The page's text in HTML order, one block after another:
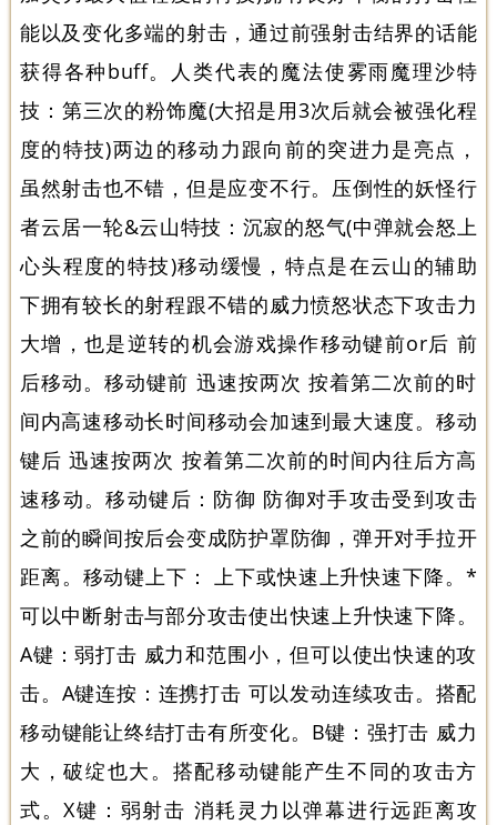
能以及变化多端的射击，通过前强射击结界的话能
获得各种buff。人类代表的魔法使雾雨魔理沙特
技：第三次的粉饰魔(大招是用3次后就会被强化程
度的特技)两边的移动力跟向前的突进力是亮点，
虽然射击也不错，但是应变不行。压倒性的妖怪行
者云居一轮&云山特技：沉寂的怒气(中弹就会怒上
心头程度的特技)移动缓慢，特点是在云山的辅助
下拥有较长的射程跟不错的威力愤怒状态下攻击力
大增，也是逆转的机会游戏操作移动键前or后 前
后移动。移动键前 迅速按两次 按着第二次前的时
间内高速移动长时间移动会加速到最大速度。移动
键后 迅速按两次 按着第二次前的时间内往后方高
速移动。移动键后：防御 防御对手攻击受到攻击
之前的瞬间按后会变成防护罩防御，弹开对手拉开
距离。移动键上下： 上下或快速上升快速下降。*
可以中断射击与部分攻击使出快速上升快速下降。
A键：弱打击 威力和范围小，但可以使出快速的攻
击。A键连按：连携打击 可以发动连续攻击。搭配
移动键能让终结打击有所变化。B键：强打击 威力
大，破绽也大。搭配移动键能产生不同的攻击方
式。X键：弱射击 消耗灵力以弹幕进行远距离攻